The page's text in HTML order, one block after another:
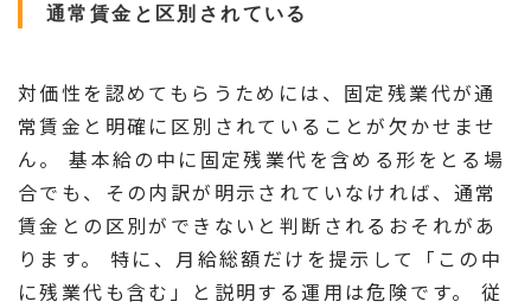
通常賃金と区別されている
対価性を認めてもらうためには、固定残業代が通
常賃金と明確に区別されていることが欠かせませ
ん。 基本給の中に固定残業代を含める形をとる場
合でも、その内訳が明示されていなければ、通常
賃金との区別ができないと判断されるおそれがあ
ります。 特に、月給総額だけを提示して「この中
に残業代も含む」と説明する運用は危険です。 従